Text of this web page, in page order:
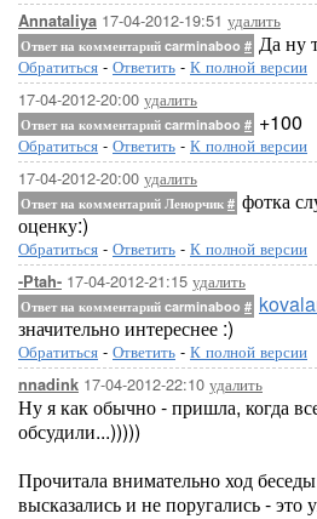
Annataliya 17-04-2012-19:51 удалить
Ответ на комментарий carminaboo # Да ну
Обратиться - Ответить - К полной версии
17-04-2012-20:00 удалить
Ответ на комментарий carminaboo # +100
Обратиться - Ответить - К полной версии
17-04-2012-20:00 удалить
Ответ на комментарий Ленорчик # фотка
оценку:)
Обратиться - Ответить - К полной версии
-Ptah- 17-04-2012-21:15 удалить
Ответ на комментарий carminaboo #
значительно интереснее :)
Обратиться - Ответить - К полной версии
nnadink 17-04-2012-22:10 удалить
Ну я как обычно - пришла, когда
обсудили...)))))
Прочитала внимательно ход
высказались и не поругались - это